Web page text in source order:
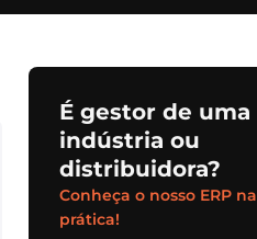
É gestor de uma
indústria ou
distribuidora?
Conheça o nosso ERP na
prática!